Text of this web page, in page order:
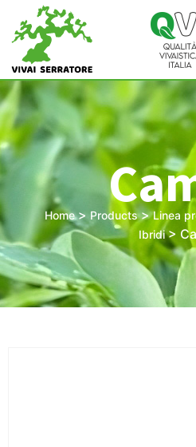
Home> Products>Linea
Ibridi>